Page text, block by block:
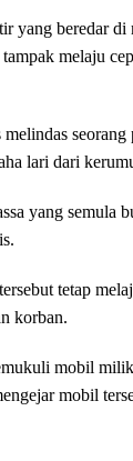
yang beredar di
melaju
seorang
lari dari
yang semula
tetap
korban.
mobil
mobil